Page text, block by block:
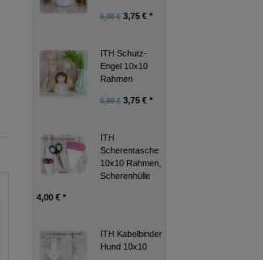
5,00 €3,75 € *
ITH Schutz-
Engel 10x10
Rahmen
5,00 €3,75 € *
ITH
Scherentasche
10x10 Rahmen,
Scherenhülle
4,00 € *
ITH Kabelbinder
Hund 10x10